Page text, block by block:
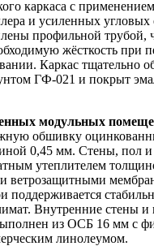
каркаса с применением
и усиленных
профильной трубой,
жёсткость при
Каркас тщательно
ГФ-021 и покрыт
модульных
обшивку
0,45 мм. Стены, пол и
утеплителем
ветрозащитными
поддерживается
Внутренние стены и
из ОСБ 16 мм с
линолеумом.